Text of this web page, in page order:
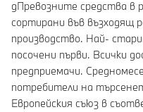
gПревозните средства в
сортирани във възходящ
производство. Най-
посочени първи. Всички
предприемачи.
потребители на
Европейския съюз в